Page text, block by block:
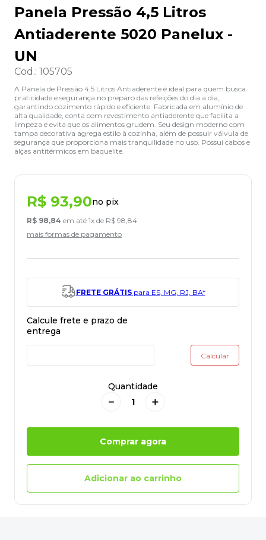
Panela Pressão 4,5 Litros
Antiaderente 5020 Panelux -
UN
Cod.: 105705
A Panela de Pressão 4,5 Litros Antiaderente é ideal para quem busca
praticidade e segurança no preparo das refeições do dia a dia,
garantindo cozimento rápido e eficiente. Fabricada em alumínio de
alta qualidade, conta com revestimento antiaderente que facilita a
limpeza e evita que os alimentos grudem. Seu design moderno com
tampa decorativa agrega estilo à cozinha, além de possuir válvula de
segurança que proporciona mais tranquilidade no uso. Possui cabos e
alças antitérmicos em baquelite.
R$ 93,90no pix
R$ 98,84 em até 1x de R$ 98,84
mais formas de pagamento
FRETE GRÁTISpara ES, MG, RJ, BA*
Quantidade
＋
－
Comprar agora
Adicionar ao carrinho